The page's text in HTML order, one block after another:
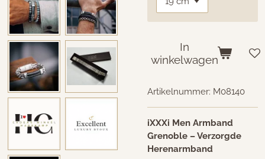
In
winkelwagen
Artikelnummer: M08140
iXXXi Men Armband
Grenoble – Verzorgde
Herenarmband